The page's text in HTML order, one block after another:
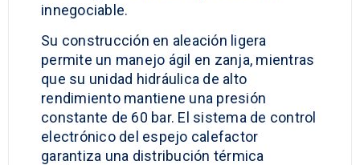
innegociable.
Su construcción en aleación ligera
permite un manejo ágil en zanja, mientras
que su unidad hidráulica de alto
rendimiento mantiene una presión
constante de 60 bar. El sistema de control
electrónico del espejo calefactor
garantiza una distribución térmica